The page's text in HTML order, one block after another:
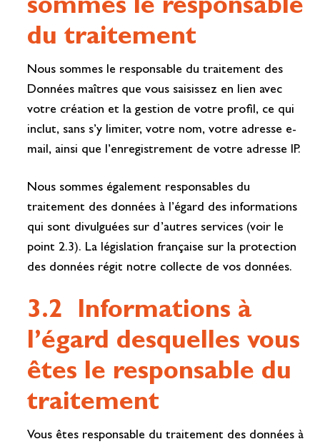
sommes le responsable
du traitement
Nous sommes le responsable du traitement des
Données maîtres que vous saisissez en lien avec
votre création et la gestion de votre profil, ce qui
inclut, sans s’y limiter, votre nom, votre adresse e-
mail, ainsi que l’enregistrement de votre adresse IP.
Nous sommes également responsables du
traitement des données à l’égard des informations
qui sont divulguées sur d’autres services (voir le
point 2.3). La législation française sur la protection
des données régit notre collecte de vos données.
3.2 Informations à
l’égard desquelles vous
êtes le responsable du
traitement
Vous êtes responsable du traitement des données à